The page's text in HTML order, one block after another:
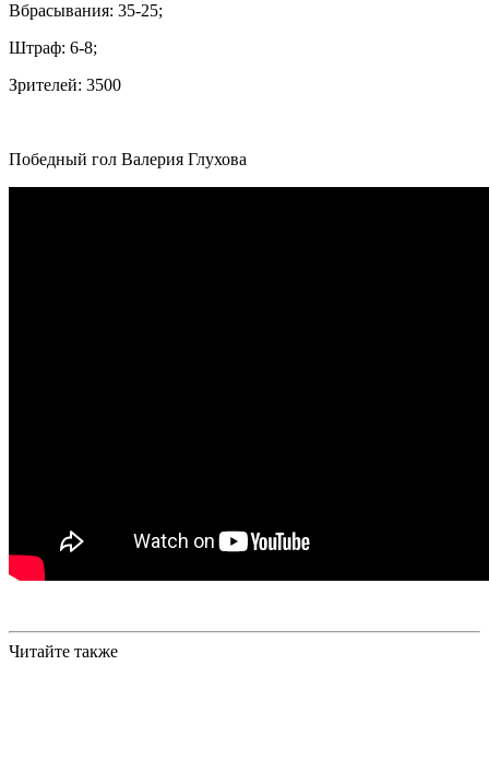
Вбрасывания: 35-25;
Штраф: 6-8;
Зрителей: 3500
Победный гол Валерия Глухова
Читайте также